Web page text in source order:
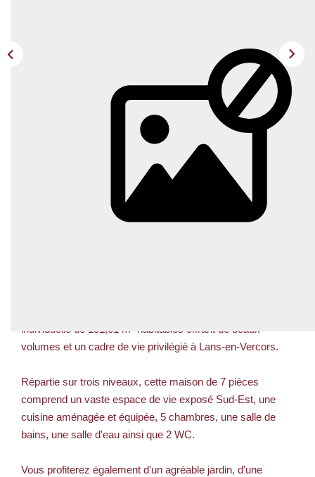
individuelle de 151,61 m² habitables offrant de beaux
volumes et un cadre de vie privilégié à Lans-en-Vercors.
Répartie sur trois niveaux, cette maison de 7 pièces
comprend un vaste espace de vie exposé Sud-Est, une
cuisine aménagée et équipée, 5 chambres, une salle de
bains, une salle d'eau ainsi que 2 WC.
Vous profiterez également d'un agréable jardin, d'une